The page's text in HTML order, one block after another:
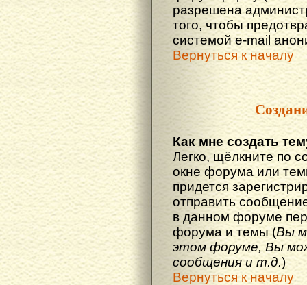
разрешена
того, чтобы
системой e-mail
Вернуться к началу
Как мне создать
Легко, щёлкните по
окне форума или
придется
отправить
в данном форуме
форума и темы (Вы
этом форуме, Вы
сообщения и т.д.)
Вернуться к началу